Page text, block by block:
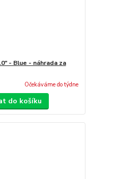
- Blue - náhrada za
Očekáváme do týdne
do košíku